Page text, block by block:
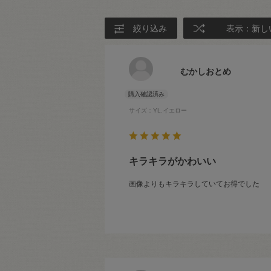
絞り込み 表示：新し
むかしおとめ
サイズ：YL.イエロー
キラキラがかわいい
画像よりもキラキラしていてお得でした